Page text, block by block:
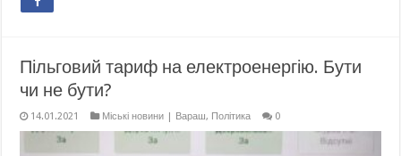
Пільговий тариф на електроенергію. Бути
чи не бути?
14.01.2021 Міські новини | Вараш, Політика 0